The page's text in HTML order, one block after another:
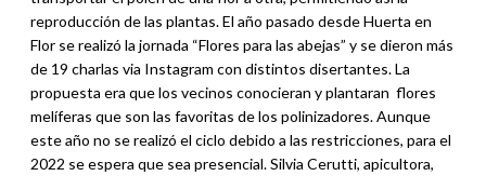
reproducción de las plantas. El año pasado desde Huerta en
Flor se realizó la jornada “Flores para las abejas” y se dieron más
de 19 charlas via Instagram con distintos disertantes. La
propuesta era que los vecinos conocieran y plantaran flores
melíferas que son las favoritas de los polinizadores. Aunque
este año no se realizó el ciclo debido a las restricciones, para el
2022 se espera que sea presencial. Silvia Cerutti, apicultora,